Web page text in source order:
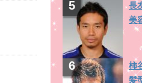
長
美
柿
髪